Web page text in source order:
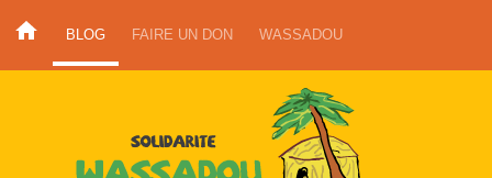
BLOG FAIRE UN DON WASSADOU